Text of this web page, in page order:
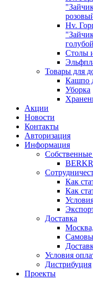
Hv.
Столы
Товары для
Кашпо
Уборка
Акции
Новости
Контакты
Авторизация
Информация
Как
Как
Доставка
Условия
Дистрибуция
Проекты